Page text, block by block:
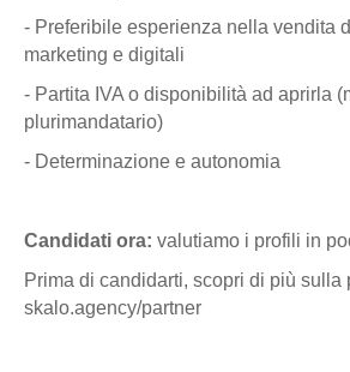
- Preferibile esperienza nella vendita
marketing e digitali
- Partita IVA o disponibilità ad aprirla
plurimandatario)
- Determinazione e autonomia
Candidati ora: valutiamo i profili in
Prima di candidarti, scopri di più sulla
skalo.agency/partner